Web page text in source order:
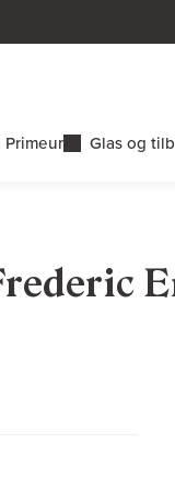
Primeur Glas og